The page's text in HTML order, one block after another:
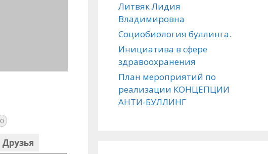
0
Друзья
Литвяк Лидия
Владимировна
Социобиология буллинга.
Инициатива в сфере
здравоохранения
План мероприятий по
реализации КОНЦЕПЦИИ
АНТИ-БУЛЛИНГ